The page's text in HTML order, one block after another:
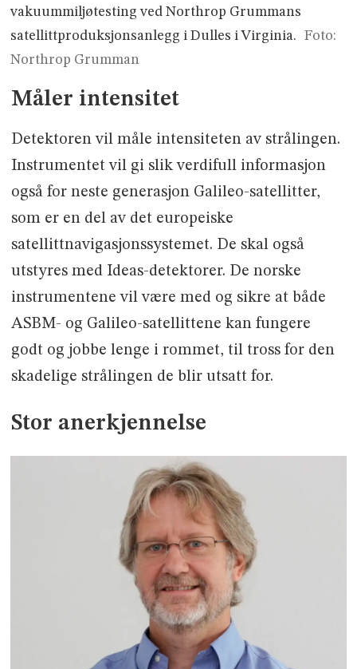
vakuummiljøtesting ved Northrop Grummans
satellittproduksjonsanlegg i Dulles i Virginia.
Foto:
Northrop Grumman
Måler intensitet
Detektoren vil måle intensiteten av strålingen.
Instrumentet vil gi slik verdifull informasjon
også for neste generasjon Galileo-satellitter,
som er en del av det europeiske
satellittnavigasjonssystemet. De skal også
utstyres med Ideas-detektorer. De norske
instrumentene vil være med og sikre at både
ASBM- og Galileo-satellittene kan fungere
godt og jobbe lenge i rommet, til tross for den
skadelige strålingen de blir utsatt for.
Stor anerkjennelse